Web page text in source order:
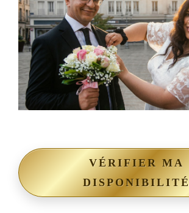
VÉRIFIER MA
DISPONIBILITÉ